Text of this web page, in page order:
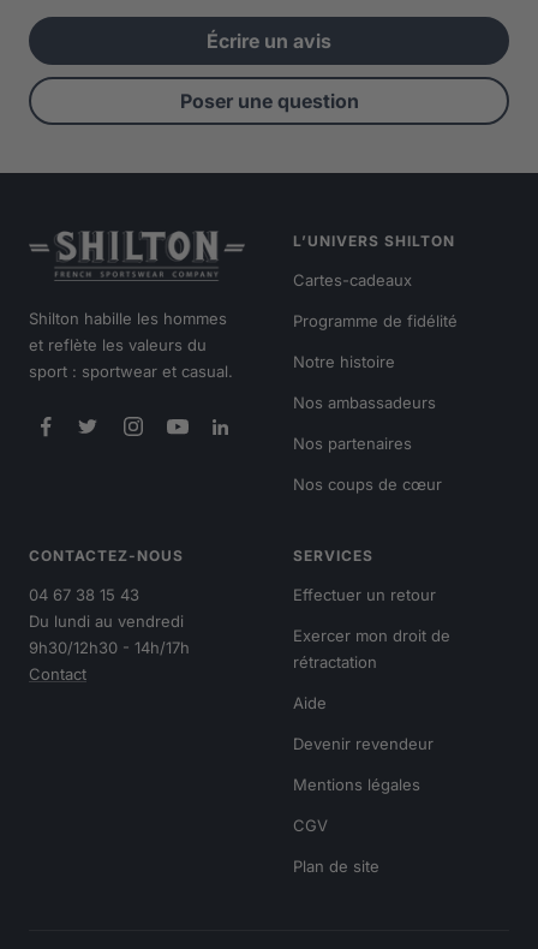
Écrire un avis
Poser une question
Shilton habille les hommes
et reflète les valeurs du
sport : sportwear et casual.
L’UNIVERS SHILTON
Cartes-cadeaux
Programme de fidélité
Notre histoire
Nos ambassadeurs
Nos partenaires
Nos coups de cœur
CONTACTEZ-NOUS
04 67 38 15 43
Du lundi au vendredi
9h30/12h30 - 14h/17h
Contact
SERVICES
Effectuer un retour
Exercer mon droit de
rétractation
Aide
Devenir revendeur
Mentions légales
CGV
Plan de site